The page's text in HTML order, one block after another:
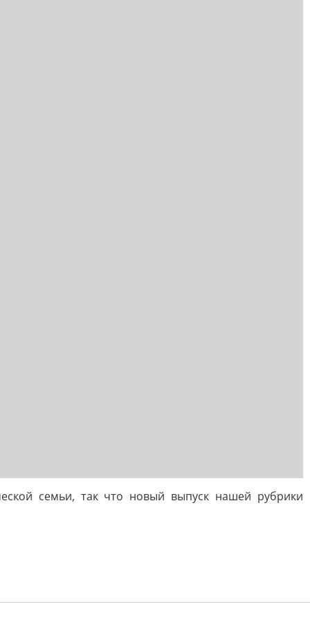
семьи, так что новый выпуск нашей рубрики